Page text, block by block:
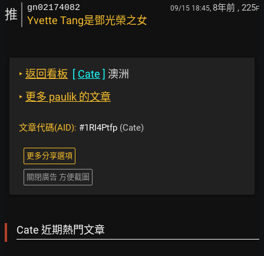
推 gn02174082 09/15 18:45, 8年前 , 225F
Yvette Tang是鄧光榮之女
‣ 返回看板 [ Cate ] 澳洲
‣ 更多 paulik 的文章
文章代碼(AID): #1RI4Ptfp (Cate)
更多分享選項
關閉廣告 方便截圖
Cate 近期熱門文章